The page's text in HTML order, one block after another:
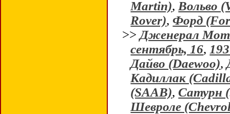
Martin), Вольво
Rover),Форд
>>Дженерал
сентябрь, 16,
Дайво (Daewoo),
Кадиллак
(SAAB),Сатурн
Шевроле